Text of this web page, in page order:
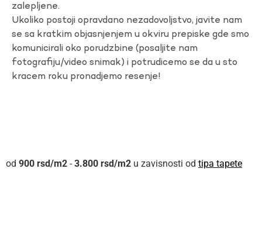
zalepljene.
Ukoliko postoji opravdano nezadovoljstvo, javite nam
se sa kratkim objasnjenjem u okviru prepiske gde smo
komunicirali oko porudzbine (posaljite nam
fotografiju/video snimak) i potrudicemo se da u sto
kracem roku pronadjemo resenje!
900 rsd - 3.800 rsd u zavisnosti od tipa tapete